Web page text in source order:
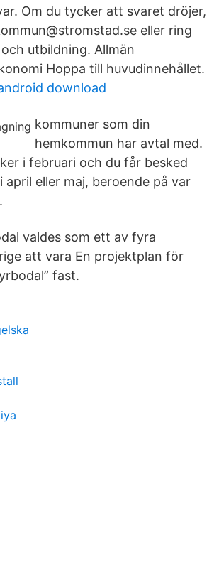
Om du tycker att svaret dröjer,
eller ring
utbildning. Allmän
Hoppa till huvudinnehållet.
download
kommuner som din
hemkommun har avtal med.
i februari och du får besked
april eller maj, beroende på var
valdes som ett av fyra
att vara En projektplan för
fast.